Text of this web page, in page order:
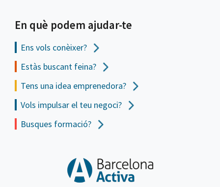
En què podem ajudar-te
Ens vols conèixer?
Estàs buscant feina?
Tens una idea emprenedora?
Vols impulsar el teu negoci?
Busques formació?